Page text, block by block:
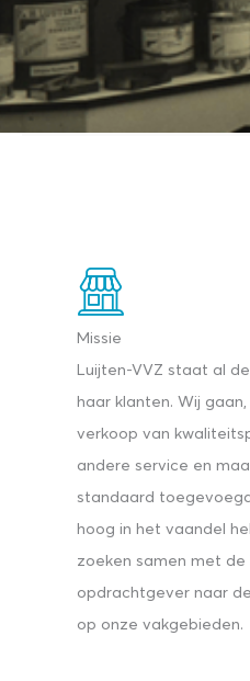
Missie
Luijten-VVZ staat al
haar klanten. Wij
verkoop van
andere service en
standaard
hoog in het vaandel
zoeken samen met
opdrachtgever naar
op onze vakgebieden.